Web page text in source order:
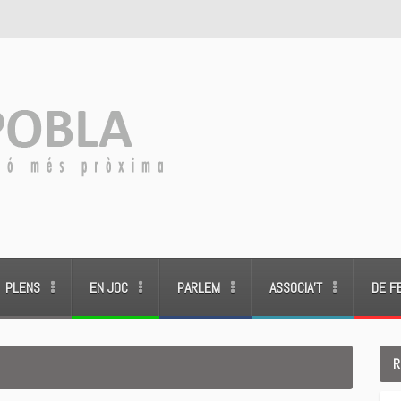
PLENS EN JOC PARLEM ASSOCIA’T DE